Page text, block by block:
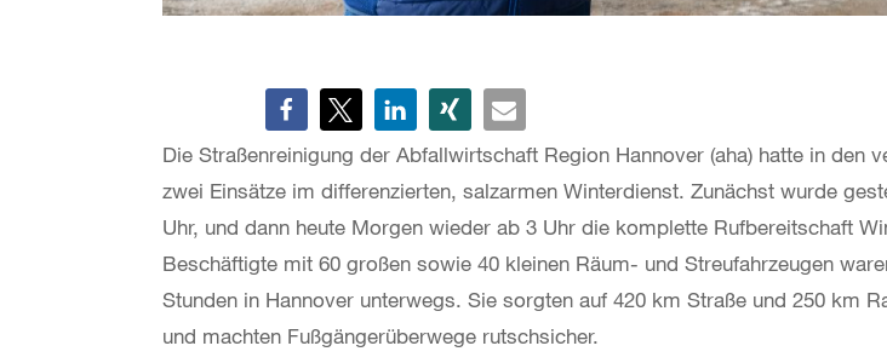
Die Straßenreinigung der Abfallwirtschaft Region Hannover (aha) hatte in den
zwei Einsätze im differenzierten, salzarmen Winterdienst. Zunächst wurde
Uhr, und dann heute Morgen wieder ab 3 Uhr die komplette Rufbereitschaft
Beschäftigte mit 60 großen sowie 40 kleinen Räum- und Streufahrzeugen
Stunden in Hannover unterwegs. Sie sorgten auf 420 km Straße und 250 km
und machten Fußgängerüberwege rutschsicher.